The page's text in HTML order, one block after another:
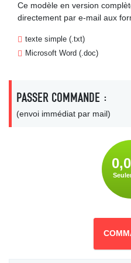
Ce modèle en version
directement par e-mail aux
texte simple (.txt)
Microsoft Word (.doc)
PASSER COMMANDE :
(envoi immédiat par mail)